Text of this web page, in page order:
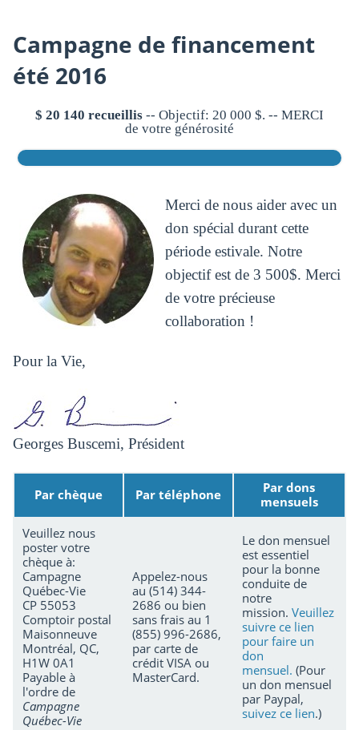
Campagne de financement
été 2016
$ 20 140 recueillis -- Objectif: 20 000 $. -- MERCI
de votre générosité
Merci de nous aider avec un
don spécial durant cette
période estivale. Notre
objectif est de 3 500$. Merci
de votre précieuse
collaboration !
Pour la Vie,
Georges Buscemi, Président
Par chèque Par téléphone
Par dons
mensuels
Veuillez nous
poster votre
chèque à:
Campagne
Québec-Vie
CP 55053
Comptoir postal
Maisonneuve
Montréal, QC,
H1W 0A1
Payable à
l'ordre de
Campagne
Québec-Vie
Appelez-nous
au (514) 344-
2686 ou bien
sans frais au 1
(855) 996-2686,
par carte de
crédit VISA ou
MasterCard.
Le don mensuel
est essentiel
pour la bonne
conduite de
notre
mission. Veuillez
suivre ce lien
pour faire un
don
mensuel. (Pour
un don mensuel
par Paypal,
suivez ce lien.)